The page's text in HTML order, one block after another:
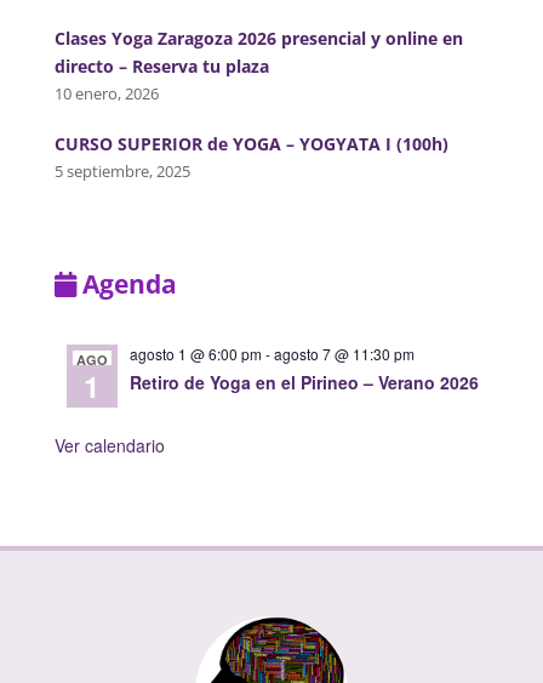
Clases Yoga Zaragoza 2026 presencial y online en
directo – Reserva tu plaza
10 enero, 2026
CURSO SUPERIOR de YOGA – YOGYATA I (100h)
5 septiembre, 2025
Agenda
AGO
1
agosto 1 @ 6:00 pm-agosto 7 @ 11:30 pm
Retiro de Yoga en el Pirineo – Verano 2026
Ver calendario